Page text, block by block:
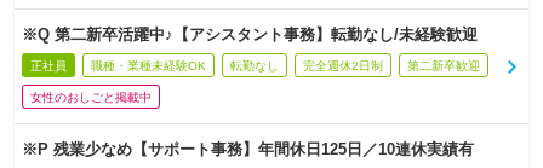
※Q 第二新卒活躍中♪【アシスタント事務】転勤なし/未経験歓迎
正社員 職種・業種未経験OK 転勤なし 完全週休2日制 第二新卒歓迎
女性のおしごと掲載中
※P 残業少なめ【サポート事務】年間休日125日／10連休実績有